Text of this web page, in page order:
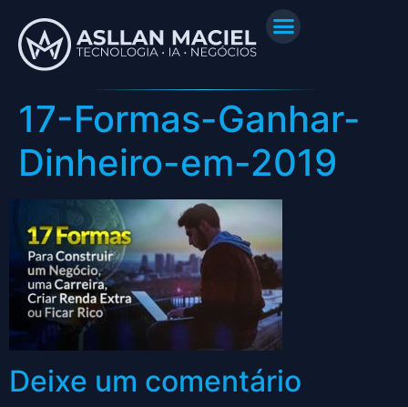
17-Formas-Ganhar-
Dinheiro-em-2019
Deixe um comentário